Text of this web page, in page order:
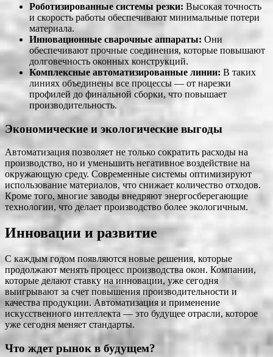
Роботизированные системы резки: Высокая точность
и скорость работы обеспечивают минимальные потери
материала.
Инновационные сварочные аппараты: Они
обеспечивают прочные соединения, которые повышают
долговечность оконных конструкций.
Комплексные автоматизированные линии: В таких
линиях объединены все процессы — от нарезки
профилей до финальной сборки, что повышает
производительность.
Экономические и экологические выгоды
Автоматизация позволяет не только сократить расходы на
производство, но и уменьшить негативное воздействие на
окружающую среду. Современные системы оптимизируют
использование материалов, что снижает количество отходов.
Кроме того, многие заводы внедряют энергосберегающие
технологии, что делает производство более экологичным.
Инновации и развитие
С каждым годом появляются новые решения, которые
продолжают менять процесс производства окон. Компании,
которые делают ставку на инновации, уже сегодня
выигрывают за счет повышения производительности и
качества продукции. Автоматизация и применение
искусственного интеллекта — это будущее отрасли, которое
уже сегодня меняет стандарты.
Что ждет рынок в будущем?